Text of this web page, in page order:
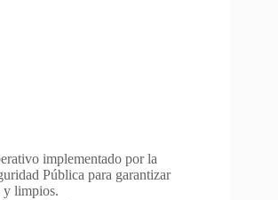
implementado por la
Pública para garantizar
y limpios.